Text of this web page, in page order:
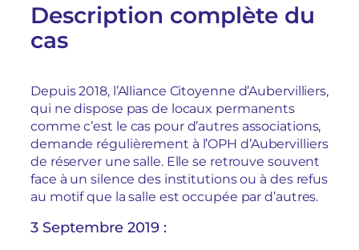
Description complète du
cas
Depuis 2018, l’Alliance Citoyenne d’Aubervilliers,
qui ne dispose pas de locaux permanents
comme c’est le cas pour d’autres associations,
demande régulièrement à l’OPH d’Aubervilliers
de réserver une salle. Elle se retrouve souvent
face à un silence des institutions ou à des refus
au motif que la salle est occupée par d’autres.
3 Septembre 2019 :